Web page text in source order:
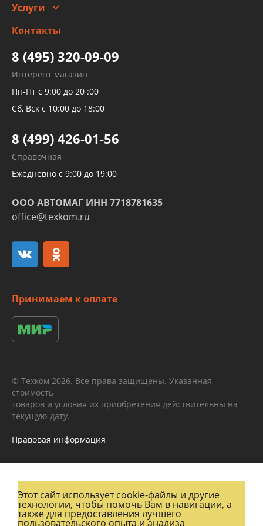
Заправка кондиционера авто
Детейлинг
Услуги
высокого давления
Тормозных трубок
Рукавов гидроусилителей
Рукавов компрессоров и турбин
Трубок кондиционеров
Развертка пайка медных стальных
алюминиевых трубок и штуцеров
Контакты
8 (495) 320-09-09
Интерент магазин
Пн-Пт с 9:00 до 20 :00
Сб, Вск с 10:00 до 18:00
8 (499) 426-01-56
Справочная
Ежедневно с 9:00 до 19:00
ООО АВТОМАГ ИНН 7718781635
office@texkom.ru
Принимаем к оплате
© Техком 2026. Все права защищены. Указанная
стоимость
товаров и условия их приобретения действительны на
текущую дату.
Правовая информация
Этот сайт использует cookie-файлы и другие
технологии, чтобы помочь Вам в навигации, а
также для предоставления лучшего
пользовательского опыта и анализа